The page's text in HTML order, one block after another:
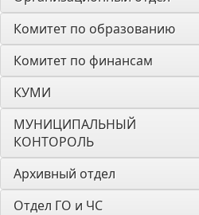
Комитет по образованию
Комитет по финансам
КУМИ
МУНИЦИПАЛЬНЫЙ
КОНТОРОЛЬ
Архивный отдел
Отдел ГО и ЧС